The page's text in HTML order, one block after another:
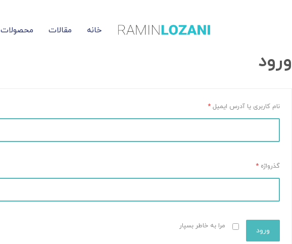
خانه مقالات محصولات
ورود
نام کاربری یا آدرس ایمیل *
گذرواژه *
مرا به خاطر بسپار ورود